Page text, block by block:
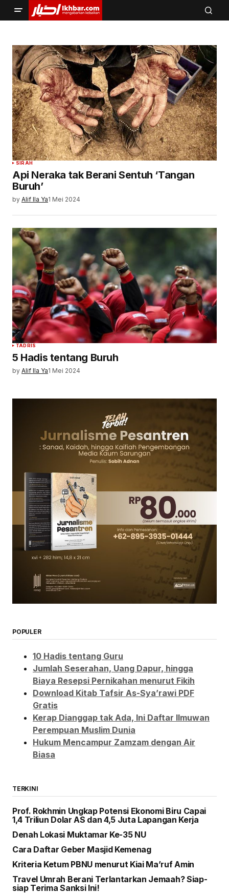
SIRAH
Api Neraka tak Berani Sentuh ‘Tangan
Buruh’
by Alif Ila Ya1 Mei 2024
TADRIS
5 Hadis tentang Buruh
by Alif Ila Ya1 Mei 2024
POPULER
10 Hadis tentang Guru
Jumlah Seserahan, Uang Dapur, hingga
Biaya Resepsi Pernikahan menurut Fikih
Download Kitab Tafsir As-Sya’rawi PDF
Gratis
Kerap Dianggap tak Ada, Ini Daftar Ilmuwan
Perempuan Muslim Dunia
Hukum Mencampur Zamzam dengan Air
Biasa
TERKINI
Prof. Rokhmin Ungkap Potensi Ekonomi Biru Capai
1,4 Triliun Dolar AS dan 4,5 Juta Lapangan Kerja
Denah Lokasi Muktamar Ke-35 NU
Cara Daftar Geber Masjid Kemenag
Kriteria Ketum PBNU menurut Kiai Ma’ruf Amin
Travel Umrah Berani Terlantarkan Jemaah? Siap-
siap Terima Sanksi Ini!